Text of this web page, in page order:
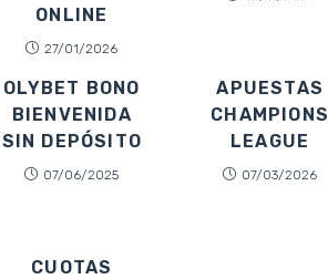
ONLINE
27/01/2026
OLYBET BONO
BIENVENIDA
SIN DEPÓSITO
07/06/2025
APUESTAS
CHAMPIONS
LEAGUE
07/03/2026
CUOTAS